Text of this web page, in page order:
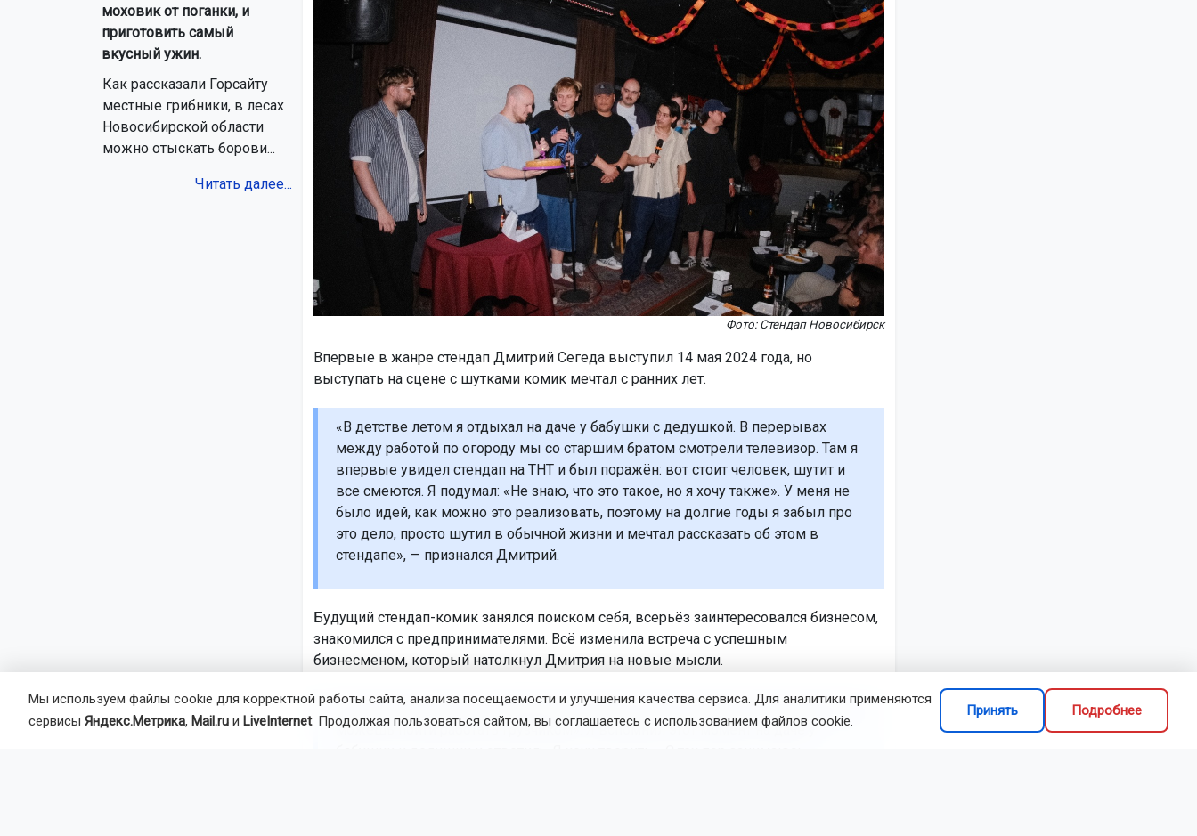
моховик от поганки, и
приготовить самый
вкусный ужин.
Как рассказали Горсайту
местные грибники, в лесах
Новосибирской области
можно отыскать борови...
Читать далее...
Фото: Стендап Новосибирск
Впервые в жанре стендап Дмитрий Сегеда выступил 14 мая 2024 года, но
выступать на сцене с шутками комик мечтал с ранних лет.
«В детстве летом я отдыхал на даче у бабушки с дедушкой. В перерывах
между работой по огороду мы со старшим братом смотрели телевизор. Там я
впервые увидел стендап на ТНТ и был поражён: вот стоит человек, шутит и
все смеются. Я подумал: «Не знаю, что это такое, но я хочу также». У меня не
было идей, как можно это реализовать, поэтому на долгие годы я забыл про
это дело, просто шутил в обычной жизни и мечтал рассказать об этом в
стендапе», — признался Дмитрий.
Будущий стендап-комик занялся поиском себя, всерьёз заинтересовался бизнесом,
знакомился с предпринимателями. Всё изменила встреча с успешным
бизнесменом, который натолкнул Дмитрия на новые мысли.
«Он спросил, чем я хочу заниматься. Сказал: «Если ты просто хочешь денег, то
можешь пойти работать грузчиком». Я вспомнил этот момент на даче у
Мы используем файлы cookie для корректной работы сайта, анализа посещаемости и улучшения качества сервиса. Для аналитики применяются
сервисы Яндекс.Метрика, Mail.ru и LiveInternet. Продолжая пользоваться сайтом, вы соглашаетесь с использованием файлов cookie.
Принять Подробнее